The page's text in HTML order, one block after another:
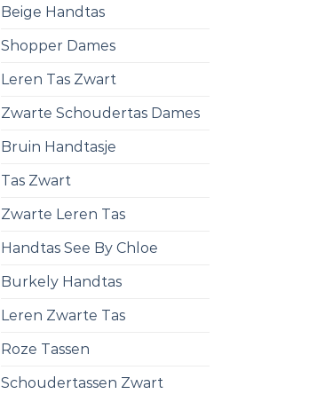
Beige Handtas
Shopper Dames
Leren Tas Zwart
Zwarte Schoudertas Dames
Bruin Handtasje
Tas Zwart
Zwarte Leren Tas
Handtas See By Chloe
Burkely Handtas
Leren Zwarte Tas
Roze Tassen
Schoudertassen Zwart